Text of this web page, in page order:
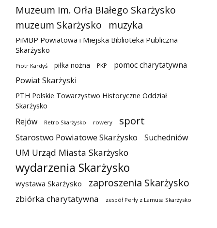
Muzeum im. Orła Białego Skarżysko
muzeum Skarżysko
muzyka
PiMBP Powiatowa i Miejska Biblioteka Publiczna
Skarżysko
Piotr Kardyś piłka nożna PKP
pomoc charytatywna
Powiat Skarżyski
PTH Polskie Towarzystwo Historyczne Oddział
Skarżysko
Rejów Retro Skarżysko rowery sport
Starostwo Powiatowe Skarżysko Suchedniów
UM Urząd Miasta Skarżysko
wydarzenia Skarżysko
wystawa Skarżysko zaproszenia Skarżysko
zbiórka charytatywna zespół Perły z Lamusa Skarżysko